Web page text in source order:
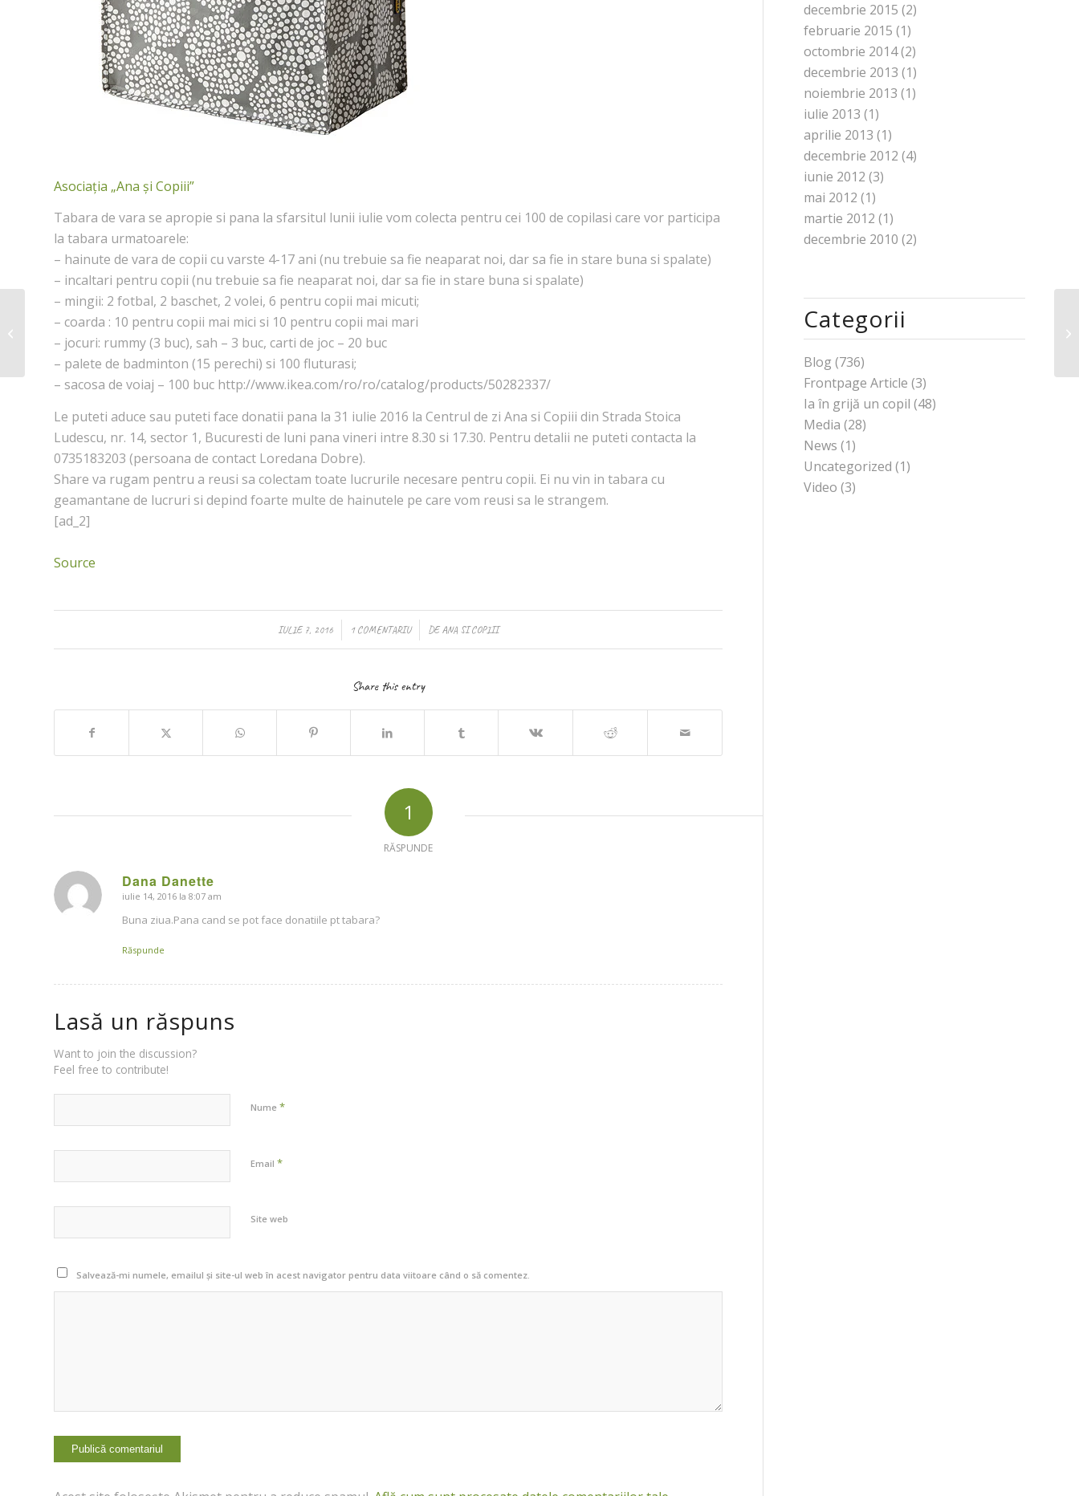
Asociația „Ana și Copiii”
Tabara de vara se apropie si pana la sfarsitul lunii iulie vom colecta pentru cei 100 de copilasi care vor participa
la tabara urmatoarele:
– hainute de vara de copii cu varste 4-17 ani (nu trebuie sa fie neaparat noi, dar sa fie in stare buna si spalate)
– incaltari pentru copii (nu trebuie sa fie neaparat noi, dar sa fie in stare buna si spalate)
– mingii: 2 fotbal, 2 baschet, 2 volei, 6 pentru copii mai micuti;
– coarda : 10 pentru copii mai mici si 10 pentru copii mai mari
– jocuri: rummy (3 buc), sah – 3 buc, carti de joc – 20 buc
– palete de badminton (15 perechi) si 100 fluturasi;
– sacosa de voiaj – 100 buc http://www.ikea.com/ro/ro/catalog/products/50282337/
Le puteti aduce sau puteti face donatii pana la 31 iulie 2016 la Centrul de zi Ana si Copiii din Strada Stoica
Ludescu, nr. 14, sector 1, Bucuresti de luni pana vineri intre 8.30 si 17.30. Pentru detalii ne puteti contacta la
0735183203 (persoana de contact Loredana Dobre).
Share va rugam pentru a reusi sa colectam toate lucrurile necesare pentru copii. Ei nu vin in tabara cu
geamantane de lucruri si depind foarte multe de hainutele pe care vom reusi sa le strangem.
[ad_2]
Source
IULIE 7, 2016
/ 1 COMENTARIU
/ DEANA SI COPIII
Share this entry
1
RĂSPUNDE
Dana Danette
says:
iulie 14, 2016 la 8:07 am
Buna ziua.Pana cand se pot face donatiile pt tabara?
Răspunde
Lasă un răspuns
Want to join the discussion?
Feel free to contribute!
Nume *
Email *
Site web
Salvează-mi numele, emailul și site-ul web în acest navigator pentru data viitoare când o să comentez.
decembrie 2015 (2)
februarie 2015 (1)
octombrie 2014(2)
decembrie 2013 (1)
noiembrie 2013 (1)
iulie 2013 (1)
aprilie 2013 (1)
decembrie 2012 (4)
iunie 2012 (3)
mai 2012 (1)
martie 2012 (1)
decembrie 2010 (2)
Categorii
Blog (736)
Frontpage Article (3)
Ia în grijă un copil (48)
Media (28)
News (1)
Uncategorized (1)
Video (3)
KNALLA Sacoşă – g/alb
– IKEA